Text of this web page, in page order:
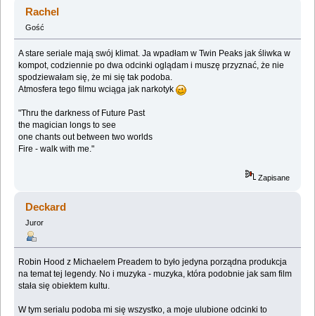
Rachel
Gość
A stare seriale mają swój klimat. Ja wpadłam w Twin Peaks jak śliwka w
kompot, codziennie po dwa odcinki oglądam i muszę przyznać, że nie
spodziewałam się, że mi się tak podoba.
Atmosfera tego filmu wciąga jak narkotyk
"Thru the darkness of Future Past
the magician longs to see
one chants out between two worlds
Fire - walk with me."
Zapisane
Deckard
Juror
Robin Hood z Michaelem Preadem to było jedyna porządna produkcja
na temat tej legendy. No i muzyka - muzyka, która podobnie jak sam film
stała się obiektem kultu.
W tym serialu podoba mi się wszystko, a moje ulubione odcinki to